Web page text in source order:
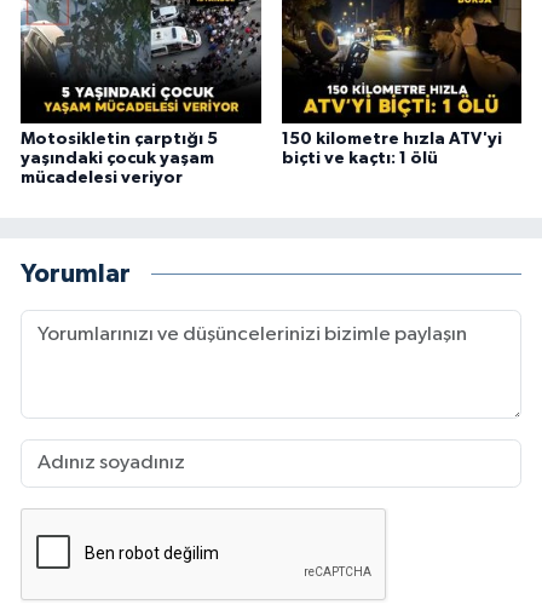
Motosikletin çarptığı 5
yaşındaki çocuk yaşam
mücadelesi veriyor
150 kilometre hızla ATV'yi
biçti ve kaçtı: 1 ölü
Yorumlar